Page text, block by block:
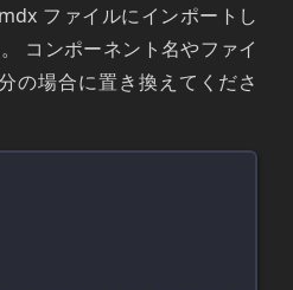
ファイルにインポートし
コンポーネント名やファイ
の場合に置き換えてくださ